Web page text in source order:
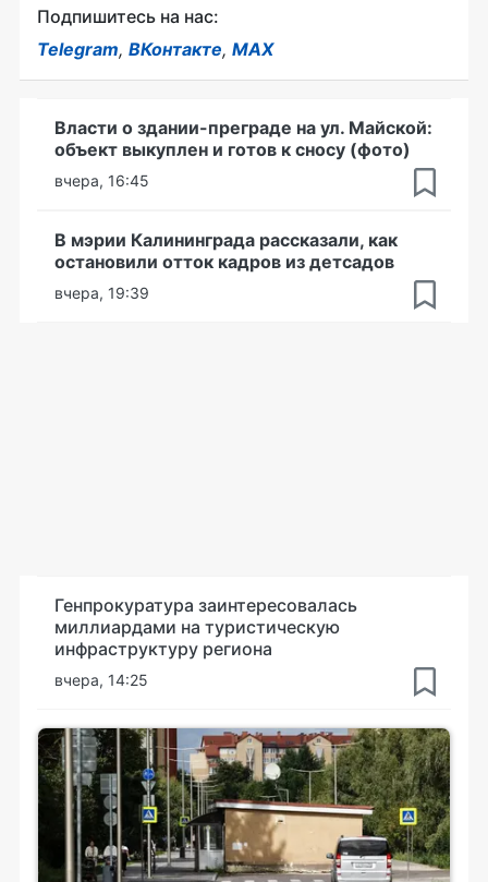
Подпишитесь на нас:
Telegram, ВКонтакте, MAX
Власти о здании-преграде на ул. Майской:
объект выкуплен и готов к сносу (фото)
вчера, 16:45
В мэрии Калининграда рассказали, как
остановили отток кадров из детсадов
вчера, 19:39
Генпрокуратура заинтересовалась
миллиардами на туристическую
инфраструктуру региона
вчера, 14:25